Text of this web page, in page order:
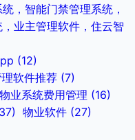
，智能门禁管理系统，
业主管理软件，住云智
(12)
软件推荐 (7)
物业系统费用管理 (16)
物业软件 (27)